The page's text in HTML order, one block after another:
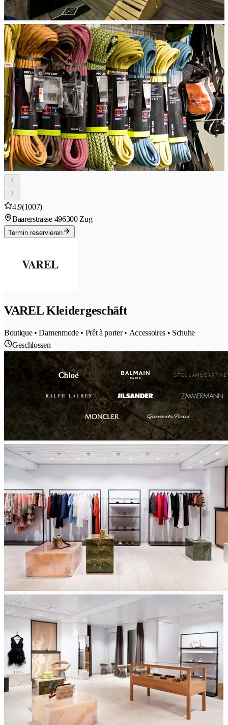
4.9(1007)
Baarerstrasse 496300 Zug
Termin reservieren
VAREL Kleidergeschäft
Boutique • Damenmode • Prêt à porter • Accessoires • Schuhe
Geschlossen